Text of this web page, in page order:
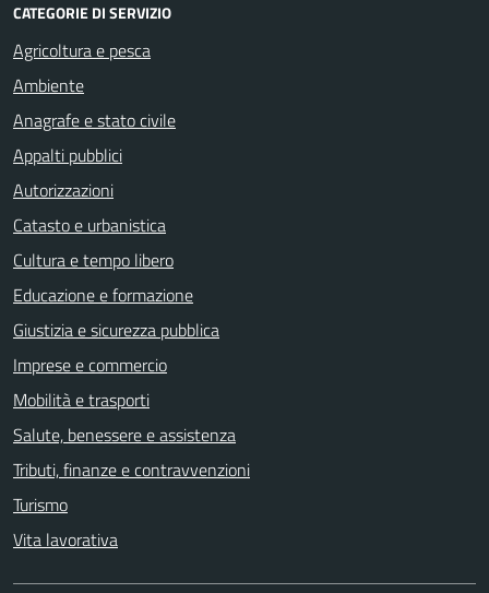
CATEGORIE DI SERVIZIO
Agricoltura e pesca
Ambiente
Anagrafe e stato civile
Appalti pubblici
Autorizzazioni
Catasto e urbanistica
Cultura e tempo libero
Educazione e formazione
Giustizia e sicurezza pubblica
Imprese e commercio
Mobilità e trasporti
Salute, benessere e assistenza
Tributi, finanze e contravvenzioni
Turismo
Vita lavorativa